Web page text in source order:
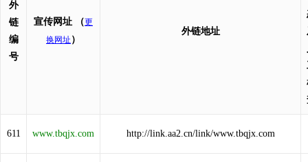
外
链
编
号
宣传网址 （更
换网址 ）
外链地址
611 www.tbqjx.com http://link.aa2.cn/link/www.tbqjx.com